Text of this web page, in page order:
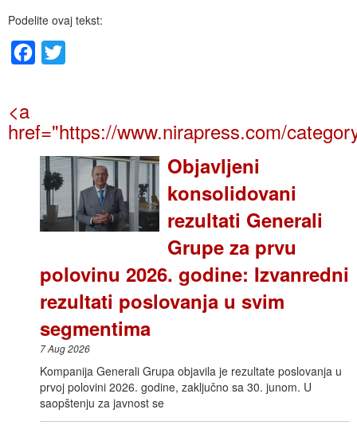
Podelite ovaj tekst:
Facebook
<a
href="https://www.nirapress.com/
Objavljeni
konsolidovani
rezultati Generali
Grupe za prvu
polovinu 2026. godine: Izvanredni
rezultati poslovanja u svim
segmentima
7 Aug 2026
Kompanija Generali Grupa objavila je rezultate poslovanja u
prvoj polovini 2026. godine, zaključno sa 30. junom. U
saopštenju za javnost se